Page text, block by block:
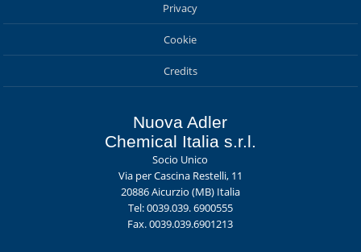
Privacy
Cookie
Credits
Nuova Adler
Chemical Italia s.r.l.
Socio Unico
Via per Cascina Restelli, 11
20886 Aicurzio (MB) Italia
Tel: 0039.039. 6900555
Fax. 0039.039.6901213